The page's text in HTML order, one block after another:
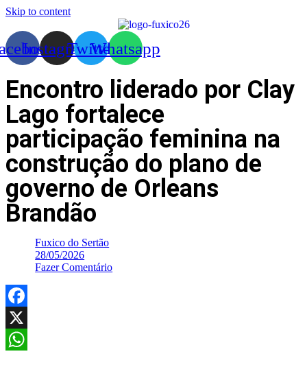
Skip to content
InstagramTwitterWhatsapp
Encontro liderado por Clay
Lago fortalece
participação feminina na
construção do plano de
governo de Orleans
Brandão
Fuxico do Sertão
28/05/2026
Fazer Comentário
Facebook
X